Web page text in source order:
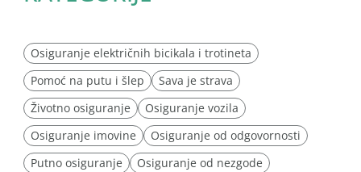
Osiguranje električnih bicikala i trotineta
Pomoć na putu i šlep
Sava je strava
Životno osiguranje
Osiguranje vozila
Osiguranje imovine
Osiguranje od odgovornosti
Putno osiguranje
Osiguranje od nezgode